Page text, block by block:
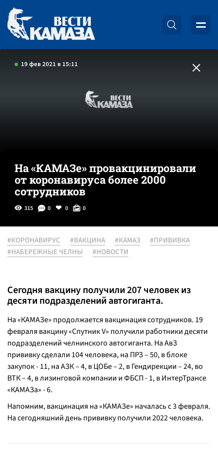
19 фев 2021 в 15:11
На «КАМАЗе» провакцинировали
от коронавируса более 2000
сотрудников
315 0 0 0
#КОРОНАВИРУС #ВАКЦИНА #КАМАЗ
#ПРИВИВКА
#НАБЕРЕЖНЫЕ ЧЕЛНЫ
#НОВОСТИ
Сегодня вакцину получили 207 человек из
десяти подразделений автогиганта.
На «КАМАЗе» продолжается вакцинация сотрудников. 19
февраля вакцину «Спутник V» получили работники десяти
подразделений челнинского автогиганта. На АвЗ
прививку сделали 104 человека, на ПРЗ – 50, в блоке
закупок - 11, на АЗК – 4, в ЦОБе – 2, в Гендирекции – 24, во
ВТК – 4, в лизинговой компании и ФБСП - 1, в ИнтерТрансе
«КАМАЗа» - 6.
Напомним, вакцинация на «КАМАЗе» началась с 3 февраля.
На сегодняшний день прививку получили 2022 человека.